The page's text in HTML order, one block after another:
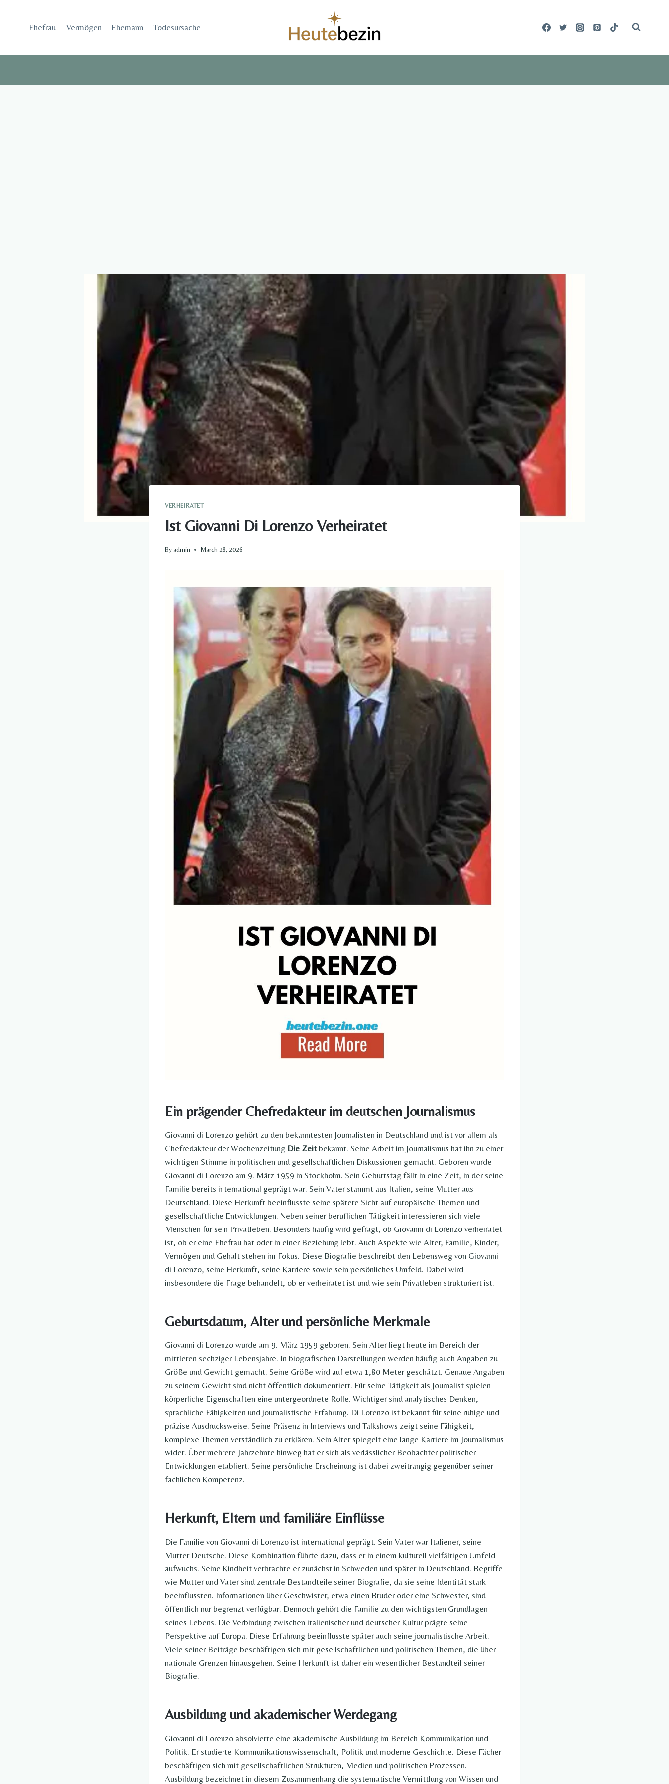
Ehefrau​ Vermögen Ehemann Todesursache
VERHEIRATET
Ist Giovanni Di Lorenzo Verheiratet
By admin March 28, 2026
Ein prägender Chefredakteur im deutschen Journalismus
Giovanni di Lorenzo gehört zu den bekanntesten Journalisten in Deutschland und ist vor allem als
Chefredakteur der Wochenzeitung Die Zeitbekannt. Seine Arbeit im Journalismus hat ihn zu einer
wichtigen Stimme in politischen und gesellschaftlichen Diskussionen gemacht. Geboren wurde
Giovanni di Lorenzo am 9. März 1959 in Stockholm. Sein Geburtstag fällt in eine Zeit, in der seine
Familie bereits international geprägt war. Sein Vater stammt aus Italien, seine Mutter aus
Deutschland. Diese Herkunft beeinflusste seine spätere Sicht auf europäische Themen und
gesellschaftliche Entwicklungen. Neben seiner beruflichen Tätigkeit interessieren sich viele
Menschen für sein Privatleben. Besonders häufig wird gefragt, ob Giovanni di Lorenzo verheiratet
ist, ob er eine Ehefrau hat oder in einer Beziehung lebt. Auch Aspekte wie Alter, Familie, Kinder,
Vermögen und Gehalt stehen im Fokus. Diese Biografie beschreibt den Lebensweg von Giovanni
di Lorenzo, seine Herkunft, seine Karriere sowie sein persönliches Umfeld. Dabei wird
insbesondere die Frage behandelt, ob er verheiratet ist und wie sein Privatleben strukturiert ist.
Geburtsdatum, Alter und persönliche Merkmale
Giovanni di Lorenzo wurde am 9. März 1959 geboren. Sein Alter liegt heute im Bereich der
mittleren sechziger Lebensjahre. In biografischen Darstellungen werden häufig auch Angaben zu
Größe und Gewicht gemacht. Seine Größe wird auf etwa 1,80 Meter geschätzt. Genaue Angaben
zu seinem Gewicht sind nicht öffentlich dokumentiert. Für seine Tätigkeit als Journalist spielen
körperliche Eigenschaften eine untergeordnete Rolle. Wichtiger sind analytisches Denken,
sprachliche Fähigkeiten und journalistische Erfahrung. Di Lorenzo ist bekannt für seine ruhige und
präzise Ausdrucksweise. Seine Präsenz in Interviews und Talkshows zeigt seine Fähigkeit,
komplexe Themen verständlich zu erklären. Sein Alter spiegelt eine lange Karriere im Journalismus
wider. Über mehrere Jahrzehnte hinweg hat er sich als verlässlicher Beobachter politischer
Entwicklungen etabliert. Seine persönliche Erscheinung ist dabei zweitrangig gegenüber seiner
fachlichen Kompetenz.
Herkunft, Eltern und familiäre Einflüsse
Die Familie von Giovanni di Lorenzo ist international geprägt. Sein Vater war Italiener, seine
Mutter Deutsche. Diese Kombination führte dazu, dass er in einem kulturell vielfältigen Umfeld
aufwuchs. Seine Kindheit verbrachte er zunächst in Schweden und später in Deutschland. Begriffe
wie Mutter und Vater sind zentrale Bestandteile seiner Biografie, da sie seine Identität stark
beeinflussten. Informationen über Geschwister, etwa einen Bruder oder eine Schwester, sind
öffentlich nur begrenzt verfügbar. Dennoch gehört die Familie zu den wichtigsten Grundlagen
seines Lebens. Die Verbindung zwischen italienischer und deutscher Kultur prägte seine
Perspektive auf Europa. Diese Erfahrung beeinflusste später auch seine journalistische Arbeit.
Viele seiner Beiträge beschäftigen sich mit gesellschaftlichen und politischen Themen, die über
nationale Grenzen hinausgehen. Seine Herkunft ist daher ein wesentlicher Bestandteil seiner
Biografie.
Ausbildung und akademischer Werdegang
Giovanni di Lorenzo absolvierte eine akademische Ausbildung im Bereich Kommunikation und
Politik. Er studierte Kommunikationswissenschaft, Politik und moderne Geschichte. Diese Fächer
beschäftigen sich mit gesellschaftlichen Strukturen, Medien und politischen Prozessen.
Ausbildung bezeichnet in diesem Zusammenhang die systematische Vermittlung von Wissen und